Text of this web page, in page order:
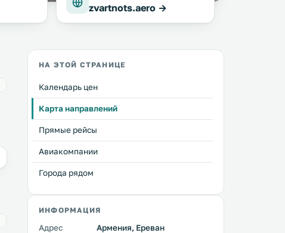
zvartnots.aero →
НА ЭТОЙ СТРАНИЦЕ
Календарь цен
Карта направлений
Прямые рейсы
Авиакомпании
Города рядом
ИНФОРМАЦИЯ
Адрес
Армения, Ереван